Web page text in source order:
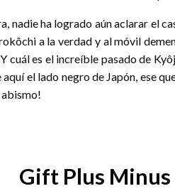
nadie ha logrado aún aclarar el
a la verdad y al móvil
cuál es el increíble pasado de
el lado negro de Japón, ese
abismo!
Gift Plus Minus